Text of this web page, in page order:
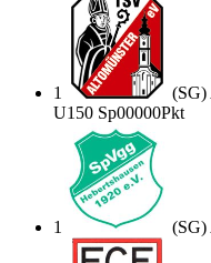
1
(SG)
U150 Sp00000Pkt
1 (SG)